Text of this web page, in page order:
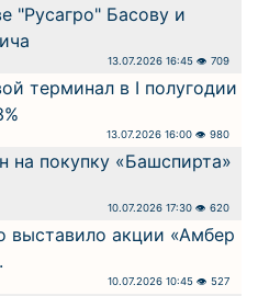
"Русагро" Басову и
13.07.2026 16:45 👁 709
терминал в I полугодии
13.07.2026 16:00 👁 980
на покупку «Башспирта»
10.07.2026 17:30 👁 620
выставило акции «Амбер
10.07.2026 10:45 👁 527